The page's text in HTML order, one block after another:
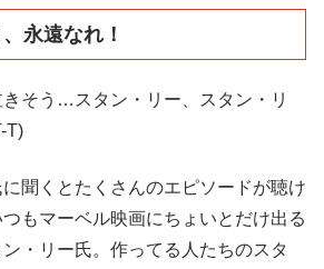
永遠なれ！
そう…スタン・リー、スタン・リ
T)
聞くとたくさんのエピソードが聴け
もマーベル映画にちょいとだけ出る
ン・リー氏。作ってる人たちのスタ